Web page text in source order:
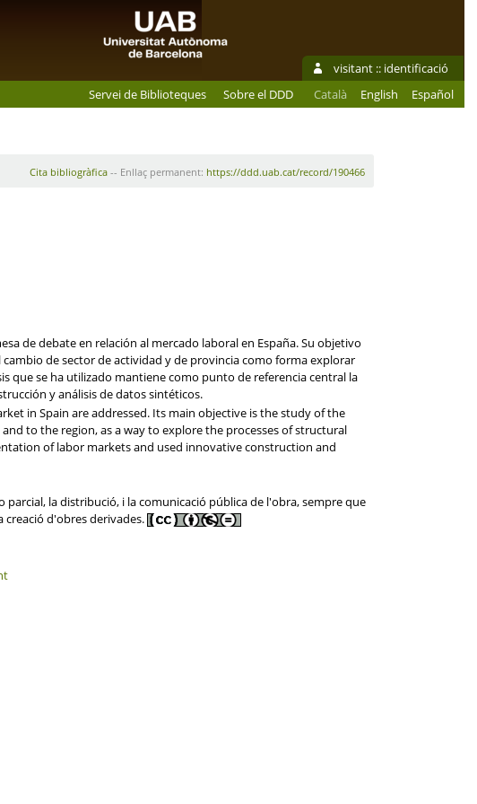
visitant :: identificació
Servei de Biblioteques Sobre el DDD Català English Español
Cita bibliogràfica-- Enllaç permanent: https://ddd.uab.cat/record/190466
de debate en relación al mercado laboral en España. Su objetivo
de sector de actividad y de provincia como forma explorar
que se ha utilizado mantiene como punto de referencia central la
y análisis de datos sintéticos.
in Spain are addressed. Its main objective is the study of the
to the region, as a way to explore the processes of structural
of labor markets and used innovative construction and
la distribució, i la comunicació pública de l'obra, sempre que
creació d'obres derivades.